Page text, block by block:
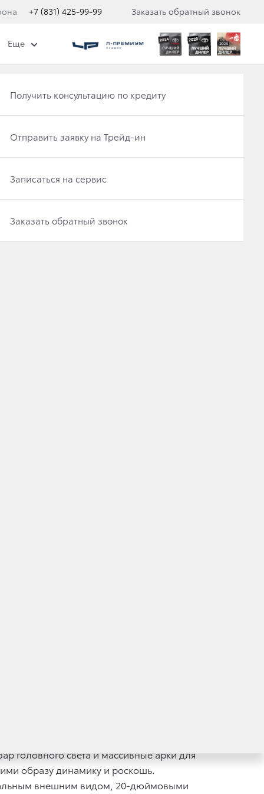
+7 (831) 425-99-99 Заказать обратный звонок
Получить консультацию по кредиту
Отправить заявку на Трейд-ин
Записаться на сервис
Заказать обратный звонок
Еще
ПРОДАЖИ
300
внимание новых клиентов за счет
Auto, функциями Toyota Connected
характеристики на асфальте,
модельного ряда Toyota стал еще более
автомобиль доступен только
головного света и массивные арки для
образу динамику и роскошь.
внешним видом, 20-дюймовыми